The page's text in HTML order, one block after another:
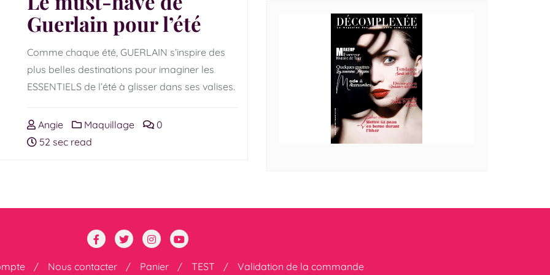
Guerlain pour l’été
Comme chaque été, GUERLAIN s’inspire des
plus belles destinations pour imaginer les
ESSENTIELS de l’été à glisser dans ses valises.
Angie Maquillage
0
52 sec read
Nous contacter Panier TEST Validation de la commande